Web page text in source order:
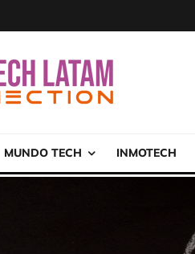
MUNDO TECH INMOTECH